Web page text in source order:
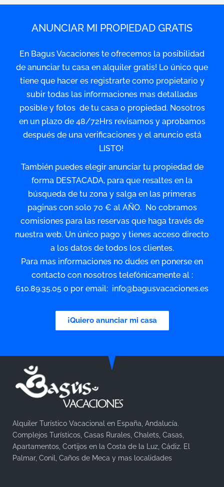
ANUNCIAR MI PROPIEDAD GRATIS
En Bagus Vacaciones te ofrecemos la posibilidad
de anunciar tu casa en alquiler gratis! Lo único que
tiene que hacer es registrarte como propietario y
subir todas las informaciones mas detalladas
posible y fotos de tu casa o propiedad. Nosotros
en un plazo de 48/72Hrs revisamos y aprobamos
después de una verificaciones y el anuncio está
LISTO!
También puedes elegir anunciar tu propiedad de
forma DESTACADA, para que resaltes en la
búsqueda de tu zona y salga en las primeras
paginas con solo 70 € al AÑO. No cobramos
comisiones para las reservas que haga través de
nuestra web. Un único pago y tienes acceso directo
a los datos de todos los clientes.
Para mas informaciones no dudes en ponerse en
contacto con nosotros telefónicamente al :
610.89.35.05 o por email: info@bagusvacaciones.es
¡Quiero anunciar mi casa
Alquiler Turístico Vacacional en España, Andalucía.
Complejos Turísticos, Casas Rurales, Chalets, Casas,
Apartamentos, Cortijos en la Costa de la Luz, Cádiz. El
Palmar, Conil, Caños de Meca y mas localidades